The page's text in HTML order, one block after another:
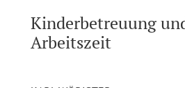
Kinderbetreuung
Arbeitszeit